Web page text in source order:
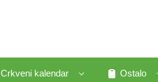
Crkveni kalendar
Ostalo